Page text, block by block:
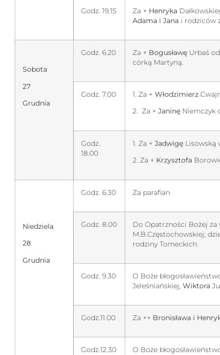
Godz. 19.15 Za + Henryka
Adama i Jana i rodziców
Sobota
27
Grudnia
Godz. 6.20 Za + Bogusławę Urbaś
córką Martyną.
Godz. 7.00 1. Za + Włodzimierz
2. Za + Janinę Niemczyk
Godz.
18.00
1. Za + Jadwigę Lisowską
2. Za + Krzysztofa
Niedziela
28
Grudnia
Godz. 6.30 Za parafian
Godz. 8.00
Do Opatrzności Bożej
M.B.Częstochowskiej;
rodziny Tomeckich.
Godz. 9.30
O Boże
Jeleśniańskiej, Wiktora
Godz.11.00 Za ++ Bronisława i
Godz.12.30
O Boże